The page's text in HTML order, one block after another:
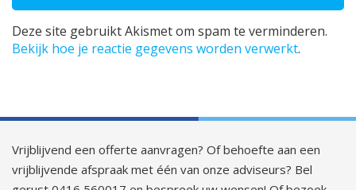
Deze site gebruikt Akismet om spam te verminderen.
Bekijk hoe je reactie gegevens worden verwerkt.
Vrijblijvend een offerte aanvragen? Of behoefte aan een
vrijblijvende afspraak met één van onze adviseurs? Bel